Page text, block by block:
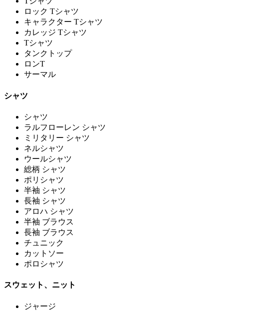
ロック Tシャツ
キャラクター Tシャツ
カレッジ Tシャツ
Tシャツ
タンクトップ
ロンT
サーマル
シャツ
シャツ
ラルフローレン シャツ
ミリタリー シャツ
ネルシャツ
ウールシャツ
総柄 シャツ
ポリシャツ
半袖 シャツ
長袖 シャツ
アロハ シャツ
半袖 ブラウス
長袖 ブラウス
チュニック
カットソー
ポロシャツ
スウェット、ニット
ジャージ